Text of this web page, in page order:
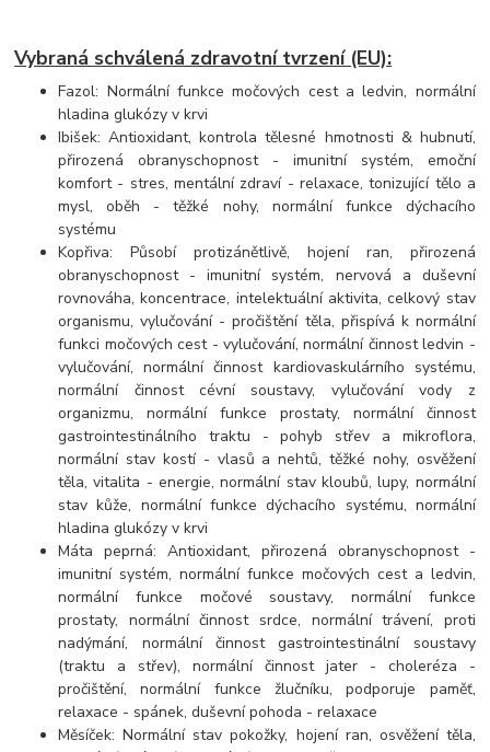
Vybraná schválená zdravotní tvrzení (EU):
Fazol: Normální funkce močových cest a ledvin, normální
hladina glukózy v krvi
Ibišek: Antioxidant, kontrola tělesné hmotnosti & hubnutí,
přirozená obranyschopnost - imunitní systém, emoční
komfort - stres, mentální zdraví - relaxace, tonizující tělo a
mysl, oběh - těžké nohy, normální funkce dýchacího
systému
Kopřiva: Působí protizánětlivě, hojení ran, přirozená
obranyschopnost - imunitní systém, nervová a duševní
rovnováha, koncentrace, intelektuální aktivita, celkový stav
organismu, vylučování - pročištění těla, přispívá k normální
funkci močových cest - vylučování, normální činnost ledvin -
vylučování, normální činnost kardiovaskulárního systému,
normální činnost cévní soustavy, vylučování vody z
organizmu, normální funkce prostaty, normální činnost
gastrointestinálního traktu - pohyb střev a mikroflora,
normální stav kostí - vlasů a nehtů, těžké nohy, osvěžení
těla, vitalita - energie, normální stav kloubů, lupy, normální
stav kůže, normální funkce dýchacího systému, normální
hladina glukózy v krvi
Máta peprná: Antioxidant, přirozená obranyschopnost -
imunitní systém, normální funkce močových cest a ledvin,
normální funkce močové soustavy, normální funkce
prostaty, normální činnost srdce, normální trávení, proti
nadýmání, normální činnost gastrointestinální soustavy
(traktu a střev), normální činnost jater - choleréza -
pročištění, normální funkce žlučníku, podporuje paměť,
relaxace - spánek, duševní pohoda - relaxace
Měsíček: Normální stav pokožky, hojení ran, osvěžení těla,